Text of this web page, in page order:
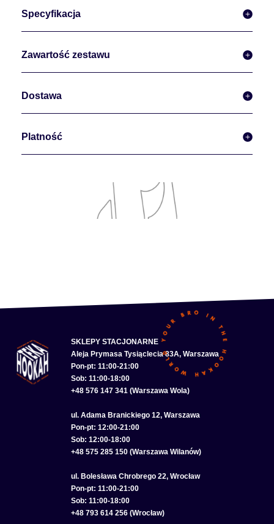
Specyfikacja
Zawartość zestawu
Dostawa
Platność
SKLEPY STACJONARNE
Aleja Prymasa Tysiąclecia 83A, Warszawa
Pon-pt: 11:00-21:00
Sob: 11:00-18:00
+48 576 147 341 (Warszawa Wola)
ul. Adama Branickiego 12, Warszawa
Pon-pt: 12:00-21:00
Sob: 12:00-18:00
+48 575 285 150 (Warszawa Wilanów)
ul. Bolesława Chrobrego 22, Wrocław
Pon-pt: 11:00-21:00
Sob: 11:00-18:00
+48 793 614 256 (Wrocław)